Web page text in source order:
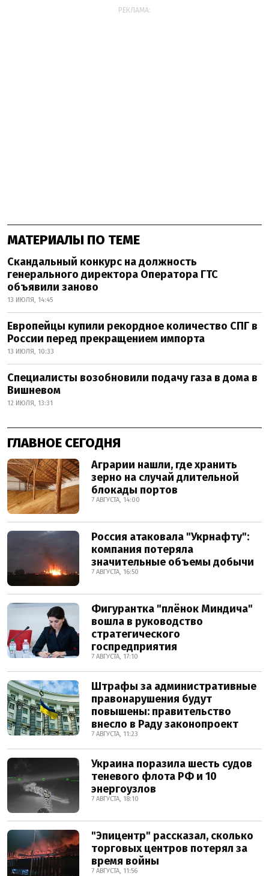
РЕКЛАМА:
МАТЕРИАЛЫ ПО ТЕМЕ
Скандальный конкурс на должность
генерального директора Оператора ГТС
объявили заново
13 ИЮЛЯ, 14:45
Европейцы купили рекордное количество СПГ в
России перед прекращением импорта
13 ИЮЛЯ, 10:33
Специалисты возобновили подачу газа в дома в
Вишневом
12 ИЮЛЯ, 13:31
ГЛАВНОЕ СЕГОДНЯ
Аграрии нашли, где хранить
зерно на случай длительной
блокады портов
7 АВГУСТА, 14:00
Россия атаковала "Укрнафту":
компания потеряла
значительные объемы добычи
7 АВГУСТА, 16:50
Фигурантка "плёнок Миндича"
вошла в руководство
стратегического
госпредприятия
7 АВГУСТА, 17:10
Штрафы за административные
правонарушения будут
повышены: правительство
внесло в Раду законопроект
7 АВГУСТА, 11:23
Украина поразила шесть судов
теневого флота РФ и 10
энергоузлов
7 АВГУСТА, 18:10
"Эпицентр" рассказал, сколько
торговых центров потерял за
время войны
7 АВГУСТА, 11:56